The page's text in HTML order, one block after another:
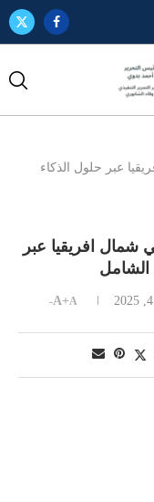
عبر حلول الذكاء
شمال افريقيا عبر
الشامل
A+A-